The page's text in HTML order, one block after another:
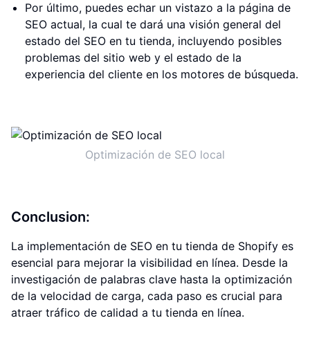
Por último, puedes echar un vistazo a la página de
SEO actual, la cual te dará una visión general del
estado del SEO en tu tienda, incluyendo posibles
problemas del sitio web y el estado de la
experiencia del cliente en los motores de búsqueda.
Optimización de SEO local
Conclusion:
La implementación de SEO en tu tienda de Shopify es
esencial para mejorar la visibilidad en línea. Desde la
investigación de palabras clave hasta la optimización
de la velocidad de carga, cada paso es crucial para
atraer tráfico de calidad a tu tienda en línea.